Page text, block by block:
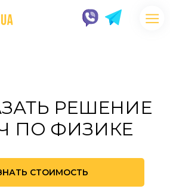
РЕШЕНИЕ
ПО ФИЗИКЕ
СТОИМОСТЬ